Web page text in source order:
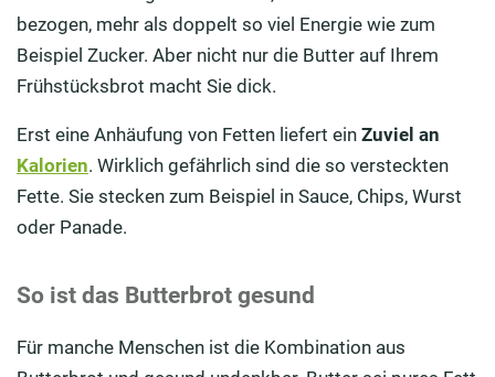
bezogen, mehr als doppelt so viel Energie wie zum
Beispiel Zucker. Aber nicht nur die Butter auf Ihrem
Frühstücksbrot macht Sie dick.
Erst eine Anhäufung von Fetten liefert ein Zuviel an
Kalorien. Wirklich gefährlich sind die so versteckten
Fette. Sie stecken zum Beispiel in Sauce, Chips, Wurst
oder Panade.
So ist das Butterbrot gesund
Für manche Menschen ist die Kombination aus